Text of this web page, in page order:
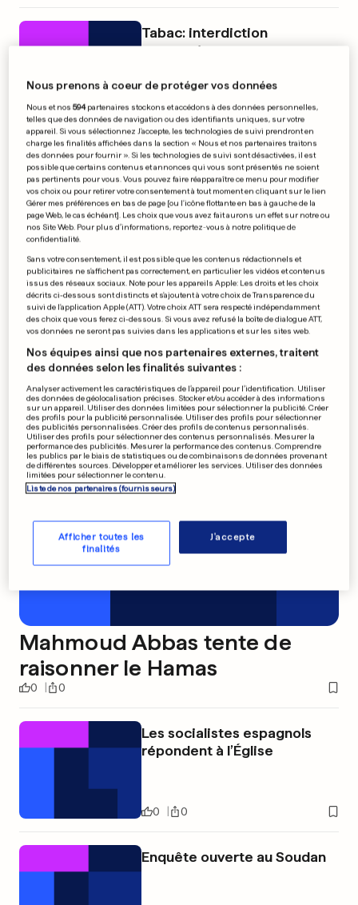
Tabac: interdiction
respectée
0 0
PUBLICITÉ
Mahmoud Abbas tente de
raisonner le Hamas
0 0
Les socialistes espagnols
répondent à l’Église
0 0
Enquête ouverte au Soudan
Nous prenons à coeur de protéger vos données
Nous et nos594partenaires stockons et accédons à des données personnelles,
telles que des données de navigation ou des identifiants uniques, sur votre
appareil. Si vous sélectionnez J'accepte, les technologies de suivi prendront en
charge les finalités affichées dans la section « Nous et nos partenaires traitons
des données pour fournir ». Si les technologies de suivi sont désactivées, il est
possible que certains contenus et annonces qui vous sont présentés ne soient
pas pertinents pour vous. Vous pouvez faire réapparaître ce menu pour modifier
vos choix ou pour retirer votre consentement à tout moment en cliquant sur le lien
Gérer mes préférences en bas de page [ou l'icône flottante en bas à gauche de la
page Web, le cas échéant]. Les choix que vous avez fait aurons un effet sur notre ou
nos Site Web. Pour plus d’informations, reportez-vous à notre politique de
confidentialité.
Sans votre consentement, il est possible que les contenus rédactionnels et
publicitaires ne s'affichent pas correctement, en particulier les vidéos et contenus
issus des réseaux sociaux. Note pour les appareils Apple: Les droits et les choix
décrits ci-dessous sont distincts et s'ajoutent à votre choix de Transparence du
suivi de l'application Apple (ATT). Votre choix ATT sera respecté indépendamment
des choix que vous ferez ci-dessous. Si vous avez refusé la boîte de dialogue ATT,
vos données ne seront pas suivies dans les applications et sur les sites web.
Nos équipes ainsi que nos partenaires externes, traitent
des données selon les finalités suivantes :
Analyser activement les caractéristiques de l’appareil pour l’identification. Utiliser
des données de géolocalisation précises. Stocker et/ou accéder à des informations
sur un appareil. Utiliser des données limitées pour sélectionner la publicité. Créer
des profils pour la publicité personnalisée. Utiliser des profils pour sélectionner
des publicités personnalisées. Créer des profils de contenus personnalisés.
Utiliser des profils pour sélectionner des contenus personnalisés. Mesurer la
performance des publicités. Mesurer la performance des contenus. Comprendre
les publics par le biais de statistiques ou de combinaisons de données provenant
de différentes sources. Développer et améliorer les services. Utiliser des données
limitées pour sélectionner le contenu.
Liste de nos partenaires (fournisseurs)
Afficher toutes les
finalités
J'accepte